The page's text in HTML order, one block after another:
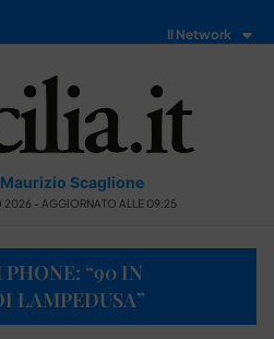
Il Network
Scaglione
2026 - AGGIORNATO ALLE 09:25
“90 IN
LAMPEDUSA”